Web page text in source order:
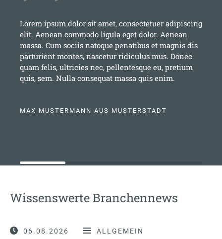
Lorem ipsum dolor sit amet, consectetuer adipiscing
elit. Aenean commodo ligula eget dolor. Aenean
massa. Cum sociis natoque penatibus et magnis dis
parturient montes, nascetur ridiculus mus. Donec
quam felis, ultricies nec, pellentesque eu, pretium
quis, sem. Nulla consequat massa quis enim.
MAX MUSTERMANN AUS MUSTERSTADT
Wissenswerte Branchennews
06.08.2026 ALLGEMEIN